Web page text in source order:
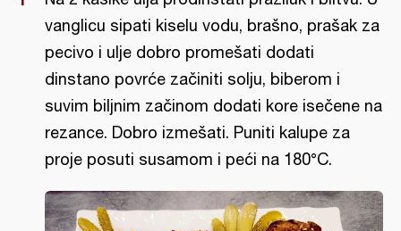
vanglicu sipati kiselu vodu, brašno, prašak za
pecivo i ulje dobro promešati dodati
dinstano povrće začiniti solju, biberom i
suvim biljnim začinom dodati kore isečene na
rezance. Dobro izmešati. Puniti kalupe za
proje posuti susamom i peći na 180°C.